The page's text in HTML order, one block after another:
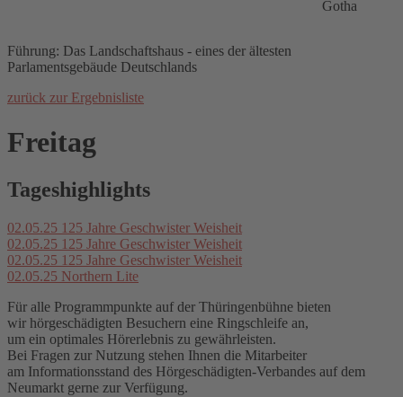
Gotha
Führung: Das Landschaftshaus - eines der ältesten
Parlamentsgebäude Deutschlands
zurück zur Ergebnisliste
Freitag
Tageshighlights
02.05.25 125 Jahre Geschwister Weisheit
02.05.25 125 Jahre Geschwister Weisheit
02.05.25 125 Jahre Geschwister Weisheit
02.05.25 Northern Lite
Für alle Programmpunkte auf der Thüringenbühne bieten
wir hörgeschädigten Besuchern eine Ringschleife an,
um ein optimales Hörerlebnis zu gewährleisten.
Bei Fragen zur Nutzung stehen Ihnen die Mitarbeiter
am Informationsstand des Hörgeschädigten-Verbandes auf dem
Neumarkt gerne zur Verfügung.